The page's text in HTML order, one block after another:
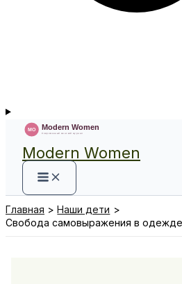
Modern Women
Главная
Наши дети
Свобода самовыражения в